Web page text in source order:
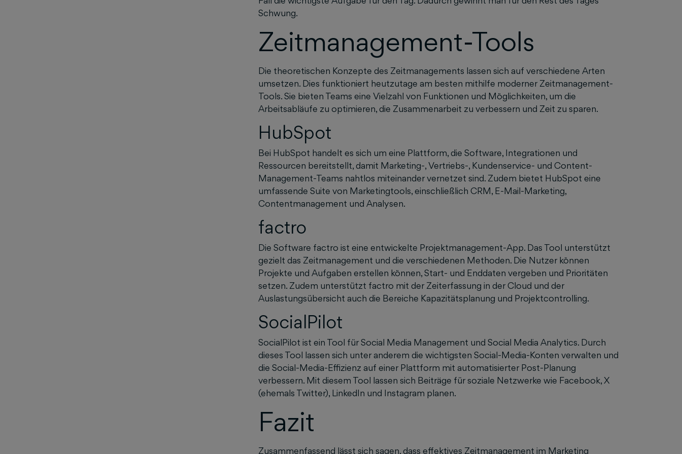
Schwung.
Zeitmanagement-Tools
Die theoretischen Konzepte des Zeitmanagements lassen sich auf verschiedene Arten
umsetzen. Dies funktioniert heutzutage am besten mithilfe moderner Zeitmanagement-
Tools. Sie bieten Teams eine Vielzahl von Funktionen und Möglichkeiten, um die
Arbeitsabläufe zu optimieren, die Zusammenarbeit zu verbessern und Zeit zu sparen.
HubSpot
Bei HubSpot handelt es sich um eine Plattform, die Software, Integrationen und
Ressourcen bereitstellt, damit Marketing-, Vertriebs-, Kundenservice- und Content-
Management-Teams nahtlos miteinander vernetzet sind. Zudem bietet HubSpot eine
umfassende Suite von Marketingtools, einschließlich CRM, E-Mail-Marketing,
Contentmanagement und Analysen.
factro
Die Software factro ist eine entwickelte Projektmanagement-App. Das Tool unterstützt
gezielt das Zeitmanagement und die verschiedenen Methoden. Die Nutzer können
Projekte und Aufgaben erstellen können, Start- und Enddaten vergeben und Prioritäten
setzen. Zudem unterstützt factro mit der Zeiterfassung in der Cloud und der
Auslastungsübersicht auch die Bereiche Kapazitätsplanung und Projektcontrolling.
SocialPilot
SocialPilot ist ein Tool für Social Media Management und Social Media Analytics. Durch
dieses Tool lassen sich unter anderem die wichtigsten Social-Media-Konten verwalten und
die Social-Media-Effizienz auf einer Plattform mit automatisierter Post-Planung
verbessern. Mit diesem Tool lassen sich Beiträge für soziale Netzwerke wie Facebook, X
(ehemals Twitter), LinkedIn und Instagram planen.
Fazit
Zusammenfassend lässt sich sagen, dass effektives Zeitmanagement im Marketing